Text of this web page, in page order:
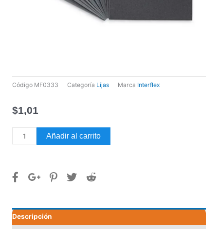
Código MF0333 Categoría Lijas Marca Interflex
$1,01
D/Agua
240
Añadir al carrito
Descripción